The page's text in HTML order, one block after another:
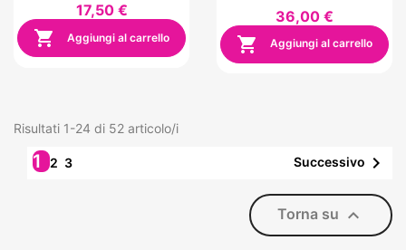
17,50 €
 Aggiungi al carrello
36,00 €
 Aggiungi al carrello
Risultati 1-24 di 52 articolo/i
12 3 Successivo 
Torna su 